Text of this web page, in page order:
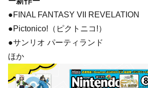
●FINAL FANTASY VII REVELATION
●Pictonico!（ピクトニコ!）
●サンリオ パーティランド
ほか